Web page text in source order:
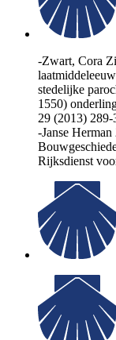
-Zwart, Cora
stedelijke
1550)
29 (2013) 289-
-Janse
Rijksdienst